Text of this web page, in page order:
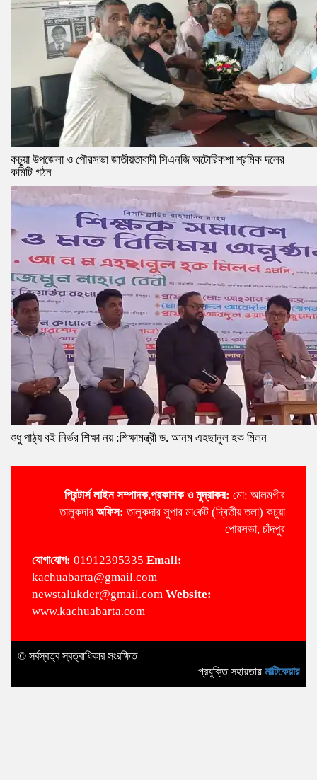
কচুয়া উপজেলা ও পৌরসভা জাতীয়তাবাদী সিএনজি অটোরিকশা শ্রমিক দলের
কমিটি গঠন
শুধু পাঠ্য বই নির্ভর শিক্ষা নয় :শিক্ষামন্ত্রী ড. আনম এহছানুল হক মিলন
প্রিন্টার্স লাইন সম্পাদক,প্রকাশক ও মুদ্রাকর: মো: আলমগীর
তালুকদার অ‌ফিস:তালুকদার সুপার মা‌র্কেট (দ্বিতীয় তলা) কচুয়া
পোরসভা, চাঁদপুর
‌যোগা‌যোগ: 01912395335 Email:
kachuabarta@gmail.com
newstalukder@gmail.com Website:
www.kachuabarta.com
© সর্বস্বত্ব স্বত্বাধিকার সংরক্ষিত
প্রযুক্তি সহায়তায় মাল্টিকেয়ার